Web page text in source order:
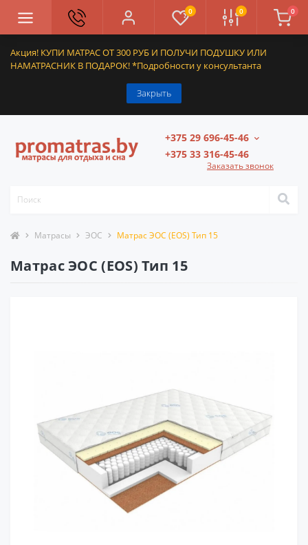
Акция! КУПИ МАТРАС ОТ 300 РУБ И ПОЛУЧИ ПОДУШКУ ИЛИ
НАМАТРАСНИК В ПОДАРОК! *Подробности у консультанта
Закрыть
0 0 0
+375 29 696-45-46
+375 33 316-45-46
Заказать звонок
Матрасы ЭОС Матрас ЭОС (EOS) Тип 15
Матрас ЭОС (EOS) Тип 15